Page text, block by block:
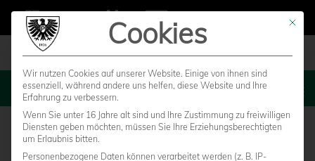
MENU
Mit
Cookies
Wir nutzen Cookies auf unserer Website. Einige von ihnen sind
essenziell, während andere uns helfen, diese Website und Ihre
Erfahrung zu verbessern.
Wenn Sie unter 16 Jahre alt sind und Ihre Zustimmung zu freiwilligen
Diensten geben möchten, müssen Sie Ihre Erziehungsberechtigten
um Erlaubnis bitten.
Personenbezogene Daten können verarbeitet werden (z. B. IP-